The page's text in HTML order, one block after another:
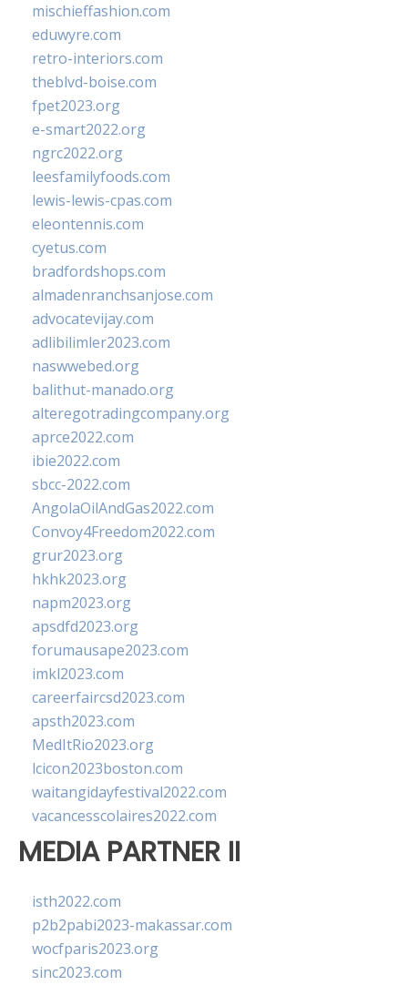
mischieffashion.com
eduwyre.com
retro-interiors.com
theblvd-boise.com
fpet2023.org
e-smart2022.org
ngrc2022.org
leesfamilyfoods.com
lewis-lewis-cpas.com
eleontennis.com
cyetus.com
bradfordshops.com
almadenranchsanjose.com
advocatevijay.com
adlibilimler2023.com
naswwebed.org
balithut-manado.org
alteregotradingcompany.org
aprce2022.com
ibie2022.com
sbcc-2022.com
AngolaOilAndGas2022.com
Convoy4Freedom2022.com
grur2023.org
hkhk2023.org
napm2023.org
apsdfd2023.org
forumausape2023.com
imkl2023.com
careerfaircsd2023.com
apsth2023.com
MedItRio2023.org
lcicon2023boston.com
waitangidayfestival2022.com
vacancesscolaires2022.com
MEDIA PARTNER II
isth2022.com
p2b2pabi2023-makassar.com
wocfparis2023.org
sinc2023.com